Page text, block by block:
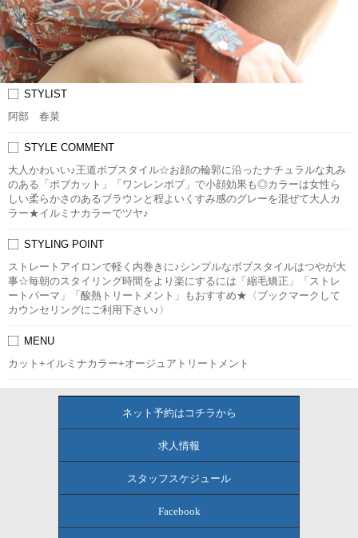
STYLIST
阿部 春菜
STYLE COMMENT
大人かわいい♪王道ボブスタイル☆お顔の輪郭に沿ったナチュラルな丸み
のある「ボブカット」「ワンレンボブ」で小顔効果も◎カラーは女性ら
しい柔らかさのあるブラウンと程よいくすみ感のグレーを混ぜて大人カ
ラー★イルミナカラーでツヤ♪
STYLING POINT
ストレートアイロンで軽く内巻きに♪シンプルなボブスタイルはつやが大
事☆毎朝のスタイリング時間をより楽にするには「縮毛矯正」「ストレ
ートパーマ」「酸熱トリートメント」もおすすめ★〈ブックマークして
カウンセリングにご利用下さい♪〉
MENU
カット+イルミナカラー+オージュアトリートメント
ネット予約はコチラから
求人情報
スタッフスケジュール
Facebook